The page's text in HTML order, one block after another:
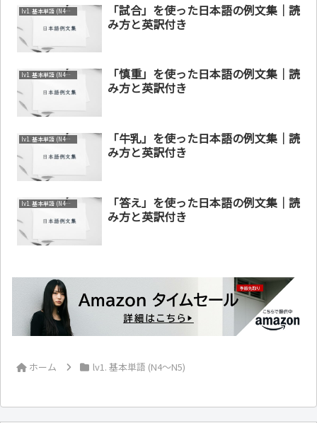
lv1. 基本単語 (N4～N5)
「試合」を使った日本語の例文集｜読
み方と英訳付き
lv1. 基本単語 (N4～N5)
「慎重」を使った日本語の例文集｜読
み方と英訳付き
lv1. 基本単語 (N4～N5)
「牛乳」を使った日本語の例文集｜読
み方と英訳付き
lv1. 基本単語 (N4～N5)
「答え」を使った日本語の例文集｜読
み方と英訳付き
ホーム lv1. 基本単語 (N4～N5)